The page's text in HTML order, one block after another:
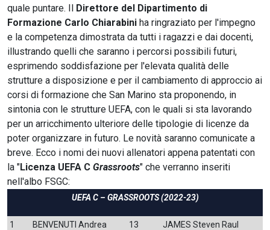
quale puntare. Il Direttore del Dipartimento di
Formazione Carlo Chiarabini ha ringraziato per l'impegno
e la competenza dimostrata da tutti i ragazzi e dai docenti,
illustrando quelli che saranno i percorsi possibili futuri,
esprimendo soddisfazione per l'elevata qualità delle
strutture a disposizione e per il cambiamento di approccio ai
corsi di formazione che San Marino sta proponendo, in
sintonia con le strutture UEFA, con le quali si sta lavorando
per un arricchimento ulteriore delle tipologie di licenze da
poter organizzare in futuro. Le novità saranno comunicate a
breve. Ecco i nomi dei nuovi allenatori appena patentati con
la "Licenza UEFA C Grassroots" che verranno inseriti
nell'albo FSGC:
UEFA C – GRASSROOTS (2022-23)
1 BENVENUTI Andrea 13
JAMES Steven Raul